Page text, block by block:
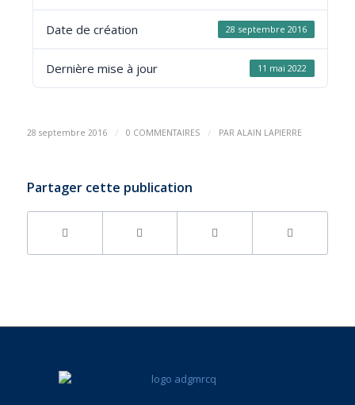
Date de création 28 septembre 2016
Dernière mise à jour 11 mai 2022
28 septembre 2016 / 0 COMMENTAIRES / PAR ALAIN LAPIERRE
Partager cette publication